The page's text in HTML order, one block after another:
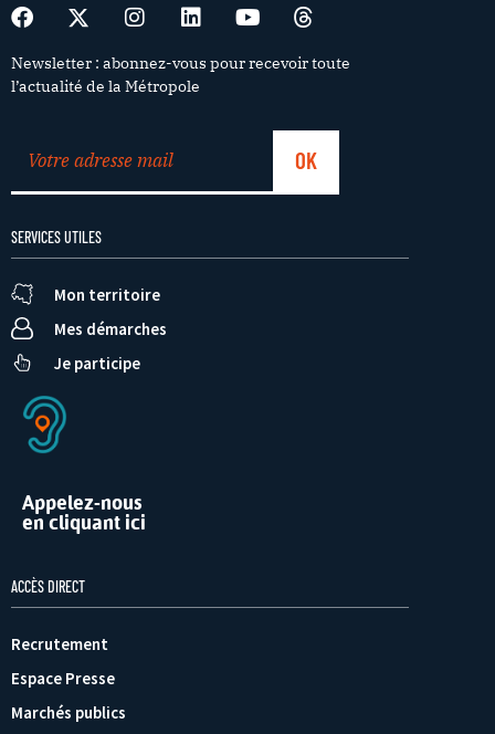
Newsletter : abonnez-vous pour recevoir toute
l’actualité de la Métropole
SERVICES UTILES
Mon territoire
Mes démarches
Je participe
Appelez-nous
en cliquant ici
ACCÈS DIRECT
Recrutement
Espace Presse
Marchés publics